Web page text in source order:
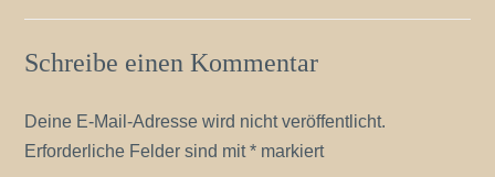
Schreibe einen Kommentar
Deine E-Mail-Adresse wird nicht veröffentlicht.
Erforderliche Felder sind mit* markiert